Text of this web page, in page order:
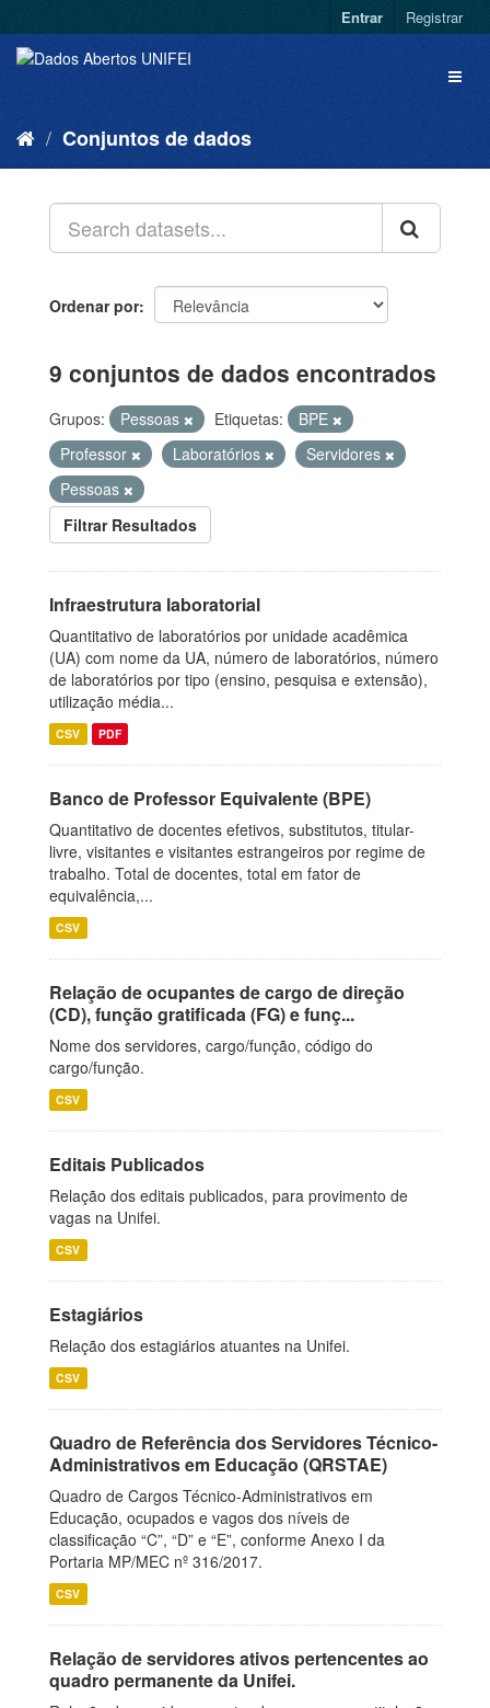
Entrar Registrar
Conjuntos de dados
Ordenar por
9 conjuntos de dados encontrados
Grupos: Pessoas Etiquetas:
BPE
Professor
Laboratórios
Servidores
Pessoas
Filtrar Resultados
Infraestrutura laboratorial
Quantitativo de laboratórios por unidade acadêmica
(UA) com nome da UA, número de laboratórios, número
de laboratórios por tipo (ensino, pesquisa e extensão),
utilização média...
CSV PDF
Banco de Professor Equivalente (BPE)
Quantitativo de docentes efetivos, substitutos, titular-
livre, visitantes e visitantes estrangeiros por regime de
trabalho. Total de docentes, total em fator de
equivalência,...
CSV
Relação de ocupantes de cargo de direção
(CD), função gratificada (FG) e funç...
Nome dos servidores, cargo/função, código do
cargo/função.
CSV
Editais Publicados
Relação dos editais publicados, para provimento de
vagas na Unifei.
CSV
Estagiários
Relação dos estagiários atuantes na Unifei.
CSV
Quadro de Referência dos Servidores Técnico-
Administrativos em Educação (QRSTAE)
Quadro de Cargos Técnico-Administrativos em
Educação, ocupados e vagos dos níveis de
classificação “C”, “D” e “E”, conforme Anexo I da
Portaria MP/MEC nº 316/2017.
CSV
Relação de servidores ativos pertencentes ao
quadro permanente da Unifei.